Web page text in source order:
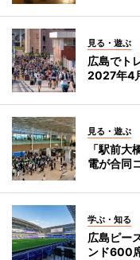
見る・遊ぶ
広島でト
2027年4
見る・遊ぶ
「駅前
電が合同
学ぶ・知る
広島ピー
ンド600